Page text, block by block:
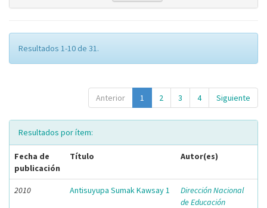
Resultados 1-10 de 31.
Anterior 1 2 3 4 Siguiente
Resultados por ítem:
Fecha de
publicación
Título Autor(es)
2010 Antisuyupa Sumak Kawsay 1
Dirección Nacional
de Educación